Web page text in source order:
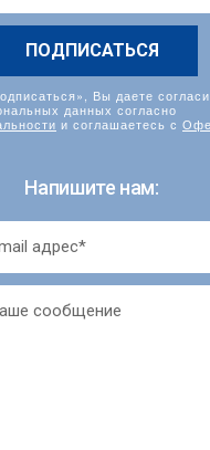
Вы даете
данных согласно
и соглашаетесь с
Напишите нам: